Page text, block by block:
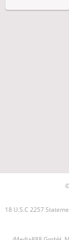
18 U.S.C 2257